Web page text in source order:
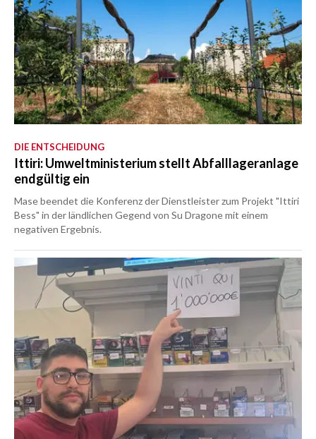
DIE ENTSCHEIDUNG
Ittiri: Umweltministerium stellt Abfalllageranlage
endgültig ein
Mase beendet die Konferenz der Dienstleister zum Projekt "Ittiri
Bess" in der ländlichen Gegend von Su Dragone mit einem
negativen Ergebnis.